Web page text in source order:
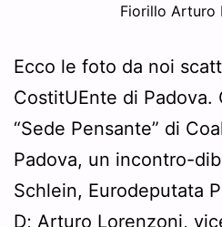
Fiorillo Arturo
Ecco le foto da noi
CostitUEnte di Padova.
“Sede Pensante” di
Padova, un incontro-
Schlein, Eurodeputata
D; Arturo Lorenzoni,